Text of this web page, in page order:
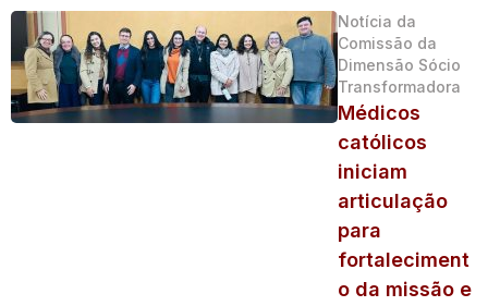
Notícia da
Comissão da
Dimensão Sócio
Transformadora
Médicos
católicos
iniciam
articulação
para
fortaleciment
o da missão e